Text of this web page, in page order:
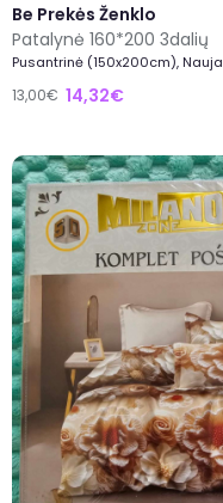
Be Prekės Ženklo
Patalynė 160*200 3dalių
Pusantrinė (150x200cm), Nauja
13,00€ 14,32€